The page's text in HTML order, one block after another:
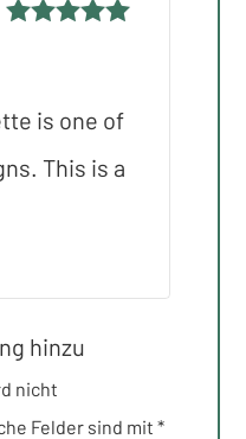
is one of
This is a
hinzu
nicht
Felder sind mit*